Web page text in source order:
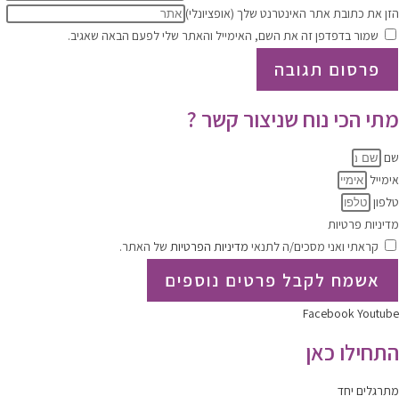
הזן את כתובת אתר האינטרנט שלך (אופציונלי)
שמור בדפדפן זה את השם, האימייל והאתר שלי לפעם הבאה שאגיב.
מתי הכי נוח שניצור קשר ?
שם
אימייל
טלפון
מדיניות פרטיות
קראתי ואני מסכים/ה לתנאי מדיניות הפרטיות של האתר.
אשמח לקבל פרטים נוספים
FacebookYoutube
התחילו כאן
מתרגלים יחד